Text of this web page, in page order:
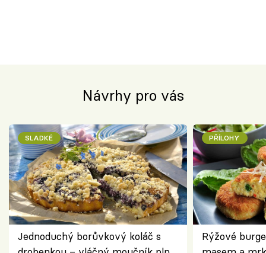
Návrhy pro vás
SLADKÉ
Jednoduchý borůvkový koláč s
PŘÍLOHY
Rýžové